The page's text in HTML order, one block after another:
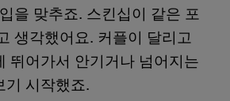
을 맞추죠. 스킨십이 같은 포
생각했어요. 커플이 달리고
뛰어가서 안기거나 넘어지는
기 시작했죠.